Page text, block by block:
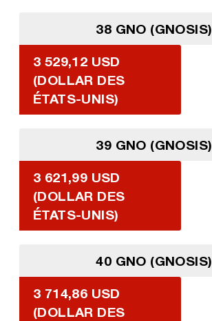
38 GNO (GNOSIS)
3 529,12 USD
(DOLLAR DES
ÉTATS-UNIS)
39 GNO (GNOSIS)
3 621,99 USD
(DOLLAR DES
ÉTATS-UNIS)
40 GNO (GNOSIS)
3 714,86 USD
(DOLLAR DES